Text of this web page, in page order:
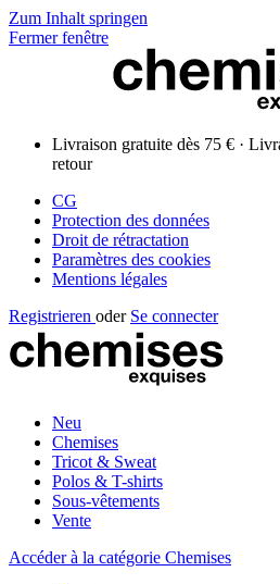
Zum Inhalt springen
Fermer fenêtre
Livraison gratuite dès 75 € ·
retour
CG
Protection des données
Droit de rétractation
Paramètres des cookies
Mentions légales
Registrieren oder Se connecter
Neu
Chemises
Tricot & Sweat
Polos & T-shirts
Sous-vêtements
Vente
Accéder à la catégorie Chemises